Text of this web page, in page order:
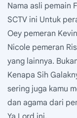
Nama asli pemain
SCTV ini Untuk
Oey pemeran
Nicole pemeran
yang lainnya.
Kenapa Sih
sering juga kamu
dan agama dari